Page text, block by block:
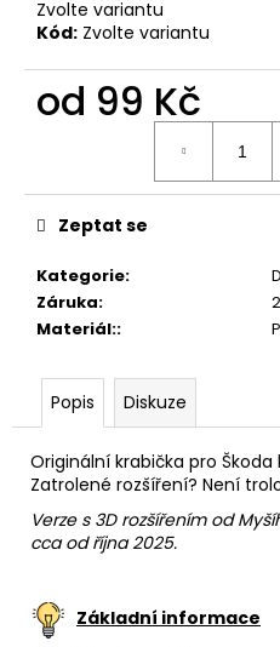
Zvolte variantu
Kód: Zvolte variantu
od 99 Kč
Kategorie:
Záruka:
Materiál::
Zeptat se
Popis Diskuze
Originální krabička pro Škoda
Zatrolené rozšíření? Není
Verze s 3D rozšířením od
cca od října 2025.
Základní informace
NEBEM
INSERT
PRO
HRU
699